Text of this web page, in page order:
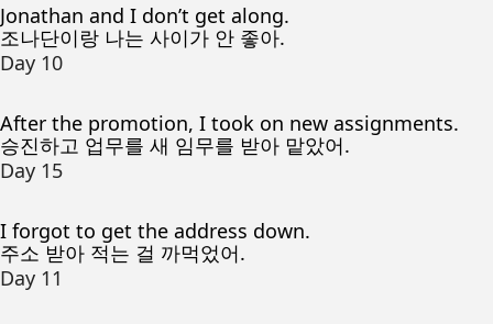
Jonathan and I don’t get along.
조나단이랑 나는 사이가 안 좋아.
Day 10
After the promotion, I took on new assignments.
승진하고 업무를 새 임무를 받아 맡았어.
Day 15
I forgot to get the address down.
주소 받아 적는 걸 까먹었어.
Day 11